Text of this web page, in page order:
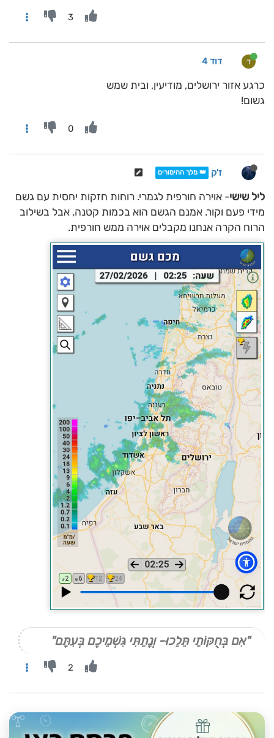
3
ד דוד 4
כרגע אזור ירושלים, מודיעין, ובית שמש
גשום!
0
ז'ק 👑 מלך ההימורים
ליל שישי- אוירה חורפית לגמרי. רוחות חזקות יחסית עם גשם
מידי פעם וקור. אמנם הגשם הוא בכמות קטנה, אבל בשילוב
הרוח הקרה אנחנו מקבלים אוירה ממש חורפית.
"אִם בְּחֻקּוֹתַי תֵּלֵכוּ- וְנָתַתִּי גִּשְׁמֵיכֶם בְּעִתָּם"
2